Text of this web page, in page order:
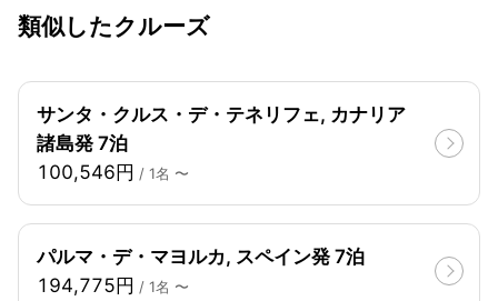
類似したクルーズ
サンタ・クルス・デ・テネリフェ, カナリア
諸島発 7泊
100,546円 / 1名 〜
パルマ・デ・マヨルカ, スペイン発 7泊
194,775円 / 1名 〜